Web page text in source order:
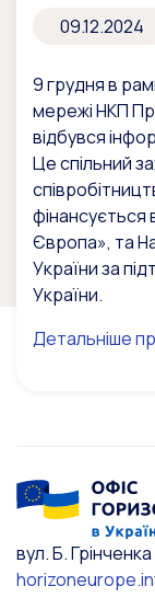
09.12.2024
9 грудня в
мережі НКП
відбувся
Це спільний
Європа», та
України за
України.
Детальніше
вул. Б. Грінченка